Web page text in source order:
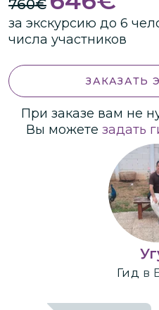
760€
за экскурсию до 6
числа участников
ЗАКАЗАТЬ
При заказе вам не
Вы можете задать
Гид в